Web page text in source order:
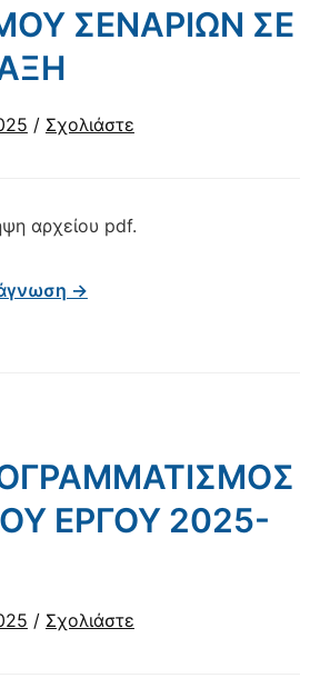
ΣΕΝΑΡΙΩΝ ΣΕ
/ Σχολιάστε
αρχείου pdf.
→
ΕΡΓΟΥ 2025-
/ Σχολιάστε